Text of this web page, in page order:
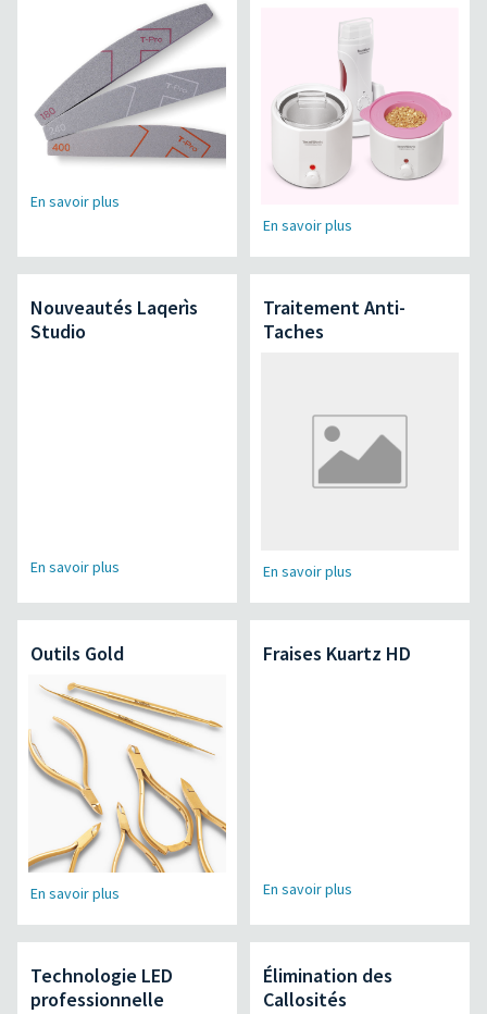
En savoir plus
En savoir plus
Nouveautés Laqerìs
Studio
En savoir plus
Traitement Anti-
Taches
En savoir plus
Outils Gold
En savoir plus
Fraises Kuartz HD
En savoir plus
Technologie LED
professionnelle
Élimination des
Callosités